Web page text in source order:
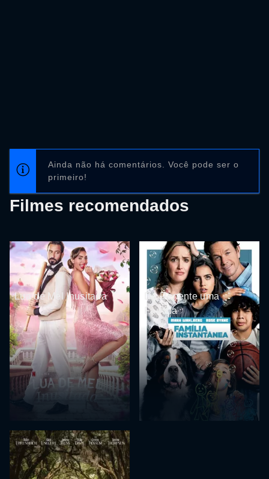
Ainda não há comentários. Você pode ser o
primeiro!
Filmes recomendados
Lua de Mel Inusitada
De Repente uma
Família